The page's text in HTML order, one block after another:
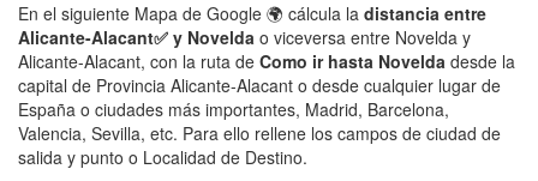
En el siguiente Mapa de Google 🌍 cálcula la distancia entre
Alicante-Alacant✅ y Novelda o viceversa entre Novelda y
Alicante-Alacant, con la ruta de Como ir hasta Novelda desde la
capital de Provincia Alicante-Alacant o desde cualquier lugar de
España o ciudades más importantes, Madrid, Barcelona,
Valencia, Sevilla, etc. Para ello rellene los campos de ciudad de
salida y punto o Localidad de Destino.